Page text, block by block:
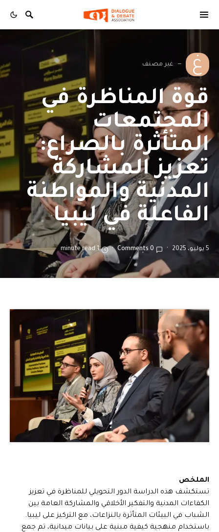
غ غير مصنف
قوة المناظرة في
المجتمعات
المتأثرة بالصراع:
تعزيز المشاركة
المدنية والمواطنة
الفاعلة في ليبيا
5 يوليو، 2025 0 Comments
1 minute read
الملخص
تستكشف هذه الدراسة الدور التحويلي للمناظرة في تعزيز
الكفاءات المدنية والتفكير الأخلاقي والمشاركة العامة بين
الشباب في البيئات المتأثرة بالنزاعات، مع التركيز على ليبيا.
باستخدام منهجية كيفية مبنية على بيانات ميدانية، تم جمع